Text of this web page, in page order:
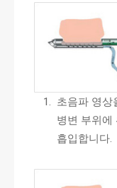
초음파 영상
병변 부위에
흡입합니다.